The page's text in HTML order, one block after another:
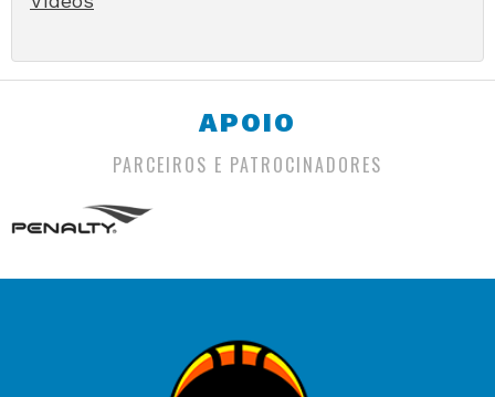
APOIO
PARCEIROS E PATROCINADORES